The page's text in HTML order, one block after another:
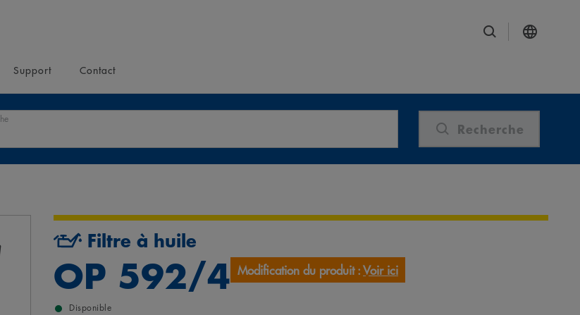
Support Contact
Recherche
Filtre à huile
OP 592/4 Modification du produit :Voir ici
Disponible